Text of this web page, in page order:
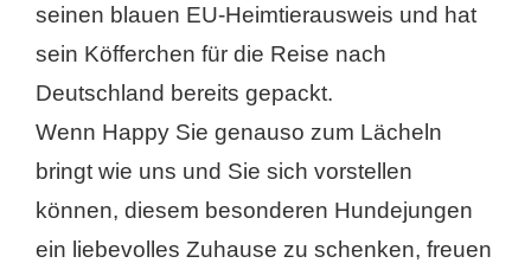
seinen blauen EU-Heimtierausweis und hat
sein Köfferchen für die Reise nach
Deutschland bereits gepackt.
Wenn Happy Sie genauso zum Lächeln
bringt wie uns und Sie sich vorstellen
können, diesem besonderen Hundejungen
ein liebevolles Zuhause zu schenken, freuen